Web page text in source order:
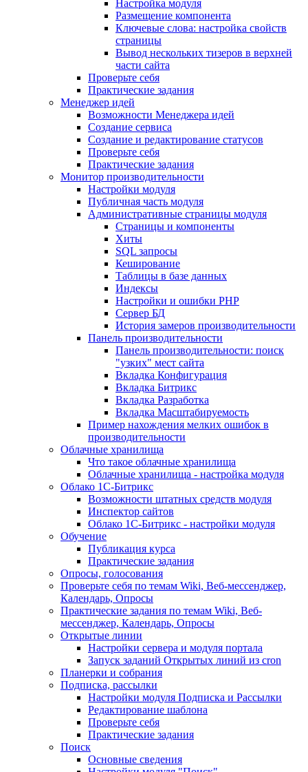
Настройка модуля
Размещение компонента
Ключевые слова: настройка свойств
страницы
Вывод нескольких тизеров в верхней
части сайта
Проверьте себя
Практические задания
Менеджер идей
Возможности Менеджера идей
Создание сервиса
Создание и редактирование статусов
Проверьте себя
Практические задания
Монитор производительности
Настройки модуля
Публичная часть модуля
Административные страницы модуля
Страницы и компоненты
Хиты
SQL запросы
Кеширование
Таблицы в базе данных
Индексы
Настройки и ошибки PHP
Сервер БД
История замеров производительности
Панель производительности
Панель производительности: поиск
"узких" мест сайта
Вкладка Конфигурация
Вкладка Битрикс
Вкладка Разработка
Вкладка Масштабируемость
Пример нахождения мелких ошибок в
производительности
Облачные хранилища
Что такое облачные хранилища
Облачные хранилища - настройка модуля
Облако 1С-Битрикс
Возможности штатных средств модуля
Инспектор сайтов
Облако 1С-Битрикс - настройки модуля
Обучение
Публикация курса
Практические задания
Опросы, голосования
Проверьте себя по темам Wiki, Веб-мессенджер,
Календарь, Опросы
Практические задания по темам Wiki, Веб-
мессенджер, Календарь, Опросы
Открытые линии
Настройки сервера и модуля портала
Запуск заданий Открытых линий из cron
Планерки и собрания
Подписка, рассылки
Настройки модуля Подписка и Рассылки
Редактирование шаблона
Проверьте себя
Практические задания
Поиск
Основные сведения